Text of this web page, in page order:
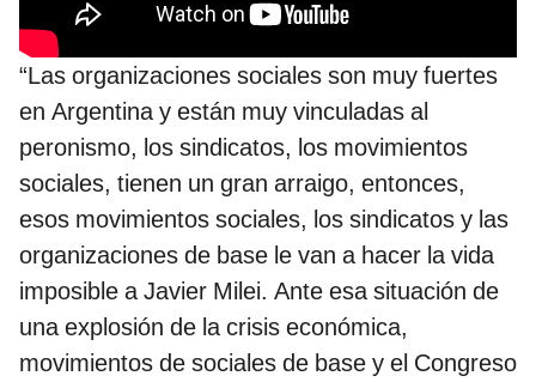
“Las organizaciones sociales son muy fuertes
en Argentina y están muy vinculadas al
peronismo, los sindicatos, los movimientos
sociales, tienen un gran arraigo, entonces,
esos movimientos sociales, los sindicatos y las
organizaciones de base le van a hacer la vida
imposible a Javier Milei. Ante esa situación de
una explosión de la crisis económica,
movimientos de sociales de base y el Congreso